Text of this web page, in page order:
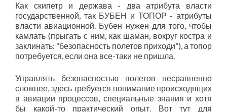
Как скипетр и держава - два атрибута власти
государственной, так БУБЕН и ТОПОР - атрибуты
власти авиационной. Бубен нужен для того, чтобы
камлать (прыгать с ним, как шаман, вокруг костра и
заклинать: “безопасность полетов приходи”), а топор
потребуется, если она все-таки не пришла.
Управлять безопасностью полетов несравненно
сложнее, здесь требуется понимание происходящих
в авиации процессов, специальные знания и хотя
бы какой-то практический опыт. Вот тут для